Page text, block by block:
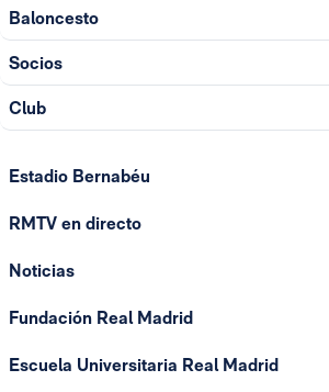
Baloncesto
Socios
Club
Estadio Bernabéu
RMTV en directo
Noticias
Fundación Real Madrid
Escuela Universitaria Real Madrid